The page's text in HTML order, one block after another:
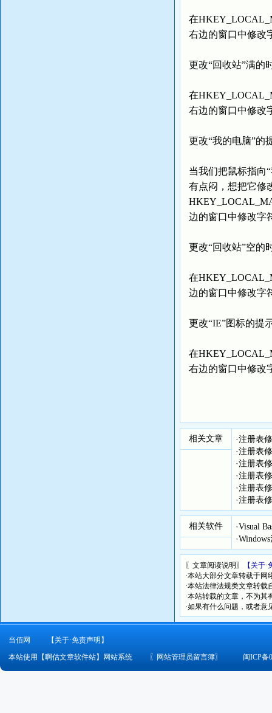
在
右边的窗口中修改
更改“回收站”满的
在
右边的窗口中修改
更改“我的电脑”的
当我们把鼠标指向
有点闷，想把它修
边的窗口中修改字
更改“回收站”空的
在
边的窗口中修改字
更改“IE”图标的提
在
右边的窗口中修改
相关文章 ·注册表
·注册表
·注册表
·注册表
·注册表
·注册表
相关软件 ·Visual
·
〖文章阅读说明〗
【关于
·本站大部分文章转载于
·本站法律法规类文章转
·本站转载的文章，不为
·如果有什么问题，或者意
当佰网
【关于·免责声明】
本站使用【啊估文章软件站】网站系统
〖 网站管理员留言簿〗 闽ICP备